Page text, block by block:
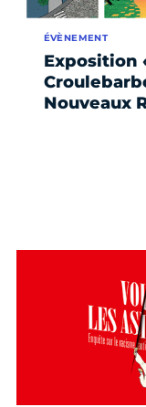
Exposition
Nouveaux
ÉVÈNEMENT